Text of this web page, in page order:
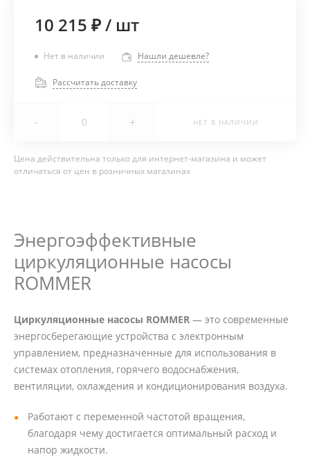
10 215 ₽/ шт
Нет в наличии Нашли дешевле?
Рассчитать доставку
- + НЕТ В НАЛИЧИИ
Цена действительна только для интернет-магазина и может
отличаться от цен в розничных магазинах
Энергоэффективные
циркуляционные насосы
ROMMER
Циркуляционные насосы ROMMER — это современные
энергосберегающие устройства с электронным
управлением, предназначенные для использования в
системах отопления, горячего водоснабжения,
вентиляции, охлаждения и кондиционирования воздуха.
Работают с переменной частотой вращения,
благодаря чему достигается оптимальный расход и
напор жидкости.